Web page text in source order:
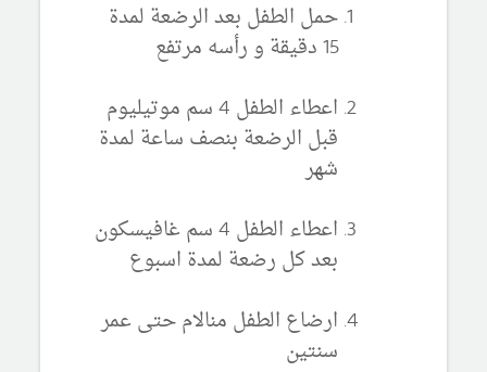
حمل الطفل بعد الرضعة لمدة
15 دقيقة و رأسه مرتفع
اعطاء الطفل 4 سم موتيليوم
قبل الرضعة بنصف ساعة لمدة
شهر
اعطاء الطفل 4 سم غافيسكون
بعد كل رضعة لمدة اسبوع
ارضاع الطفل منالام حتى عمر
سنتين